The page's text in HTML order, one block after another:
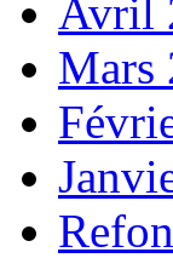
Avril
Mars